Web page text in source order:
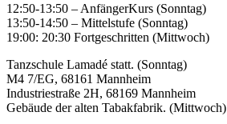
12:50-13:50 – AnfängerKurs (Sonntag)
13:50-14:50 – Mittelstufe (Sonntag)
19:00: 20:30 Fortgeschritten (Mittwoch)
Tanzschule Lamadé statt. (Sonntag)
M4 7/EG, 68161 Mannheim
Industriestraße 2H, 68169 Mannheim
Gebäude der alten Tabakfabrik. (Mittwoch)